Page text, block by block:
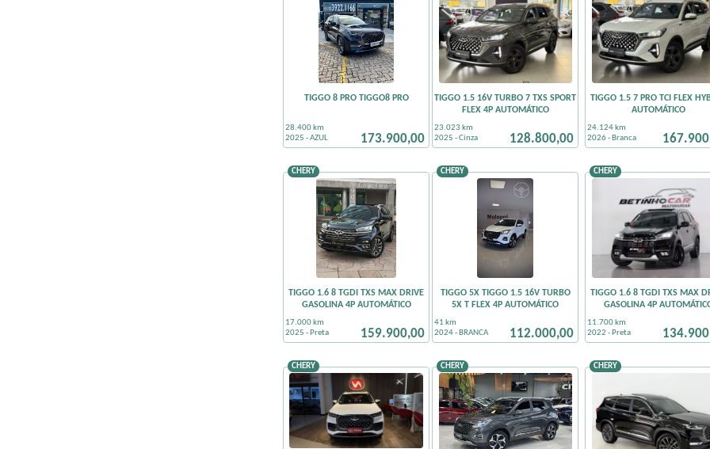
TIGGO 8 PRO TIGGO8 PRO
28.400 km
2025 - AZUL
173.900,00
TIGGO 1.5 16V TURBO 7 TXS SPORT
FLEX 4P AUTOMÁTICO
23.023 km
2025 - Cinza
128.800,00
TIGGO 1.5 7 PRO TCI FLEX
AUTOMÁTICO
24.124 km
2026 - Branca
CHERY
TIGGO 1.6 8 TGDI TXS MAX DRIVE
GASOLINA 4P AUTOMÁTICO
17.000 km
2025 - Preta
159.900,00
CHERY
TIGGO 5X TIGGO 1.5 16V TURBO
5X T FLEX 4P AUTOMÁTICO
41 km
2024 - BRANCA
112.000,00
CHERY
TIGGO 1.6 8 TGDI TXS MAX
GASOLINA 4P
11.700 km
2022 - Preta
CHERY CHERY CHERY